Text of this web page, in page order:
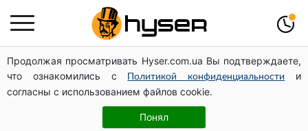
Продолжая просматривать Hyser.com.ua Вы подтверждаете,
что ознакомились с
Политикой конфиденциальности
и
согласны с использованием файлов cookie.
Понял
Дроны с наценкой: Александр Конотопский вывел
миллионы оборонного бюджета через фиктивную
фирму в Эстонии
Полностью голая Анна Тринчер блеснула
"прелестями": таких размеров вы еще не видели